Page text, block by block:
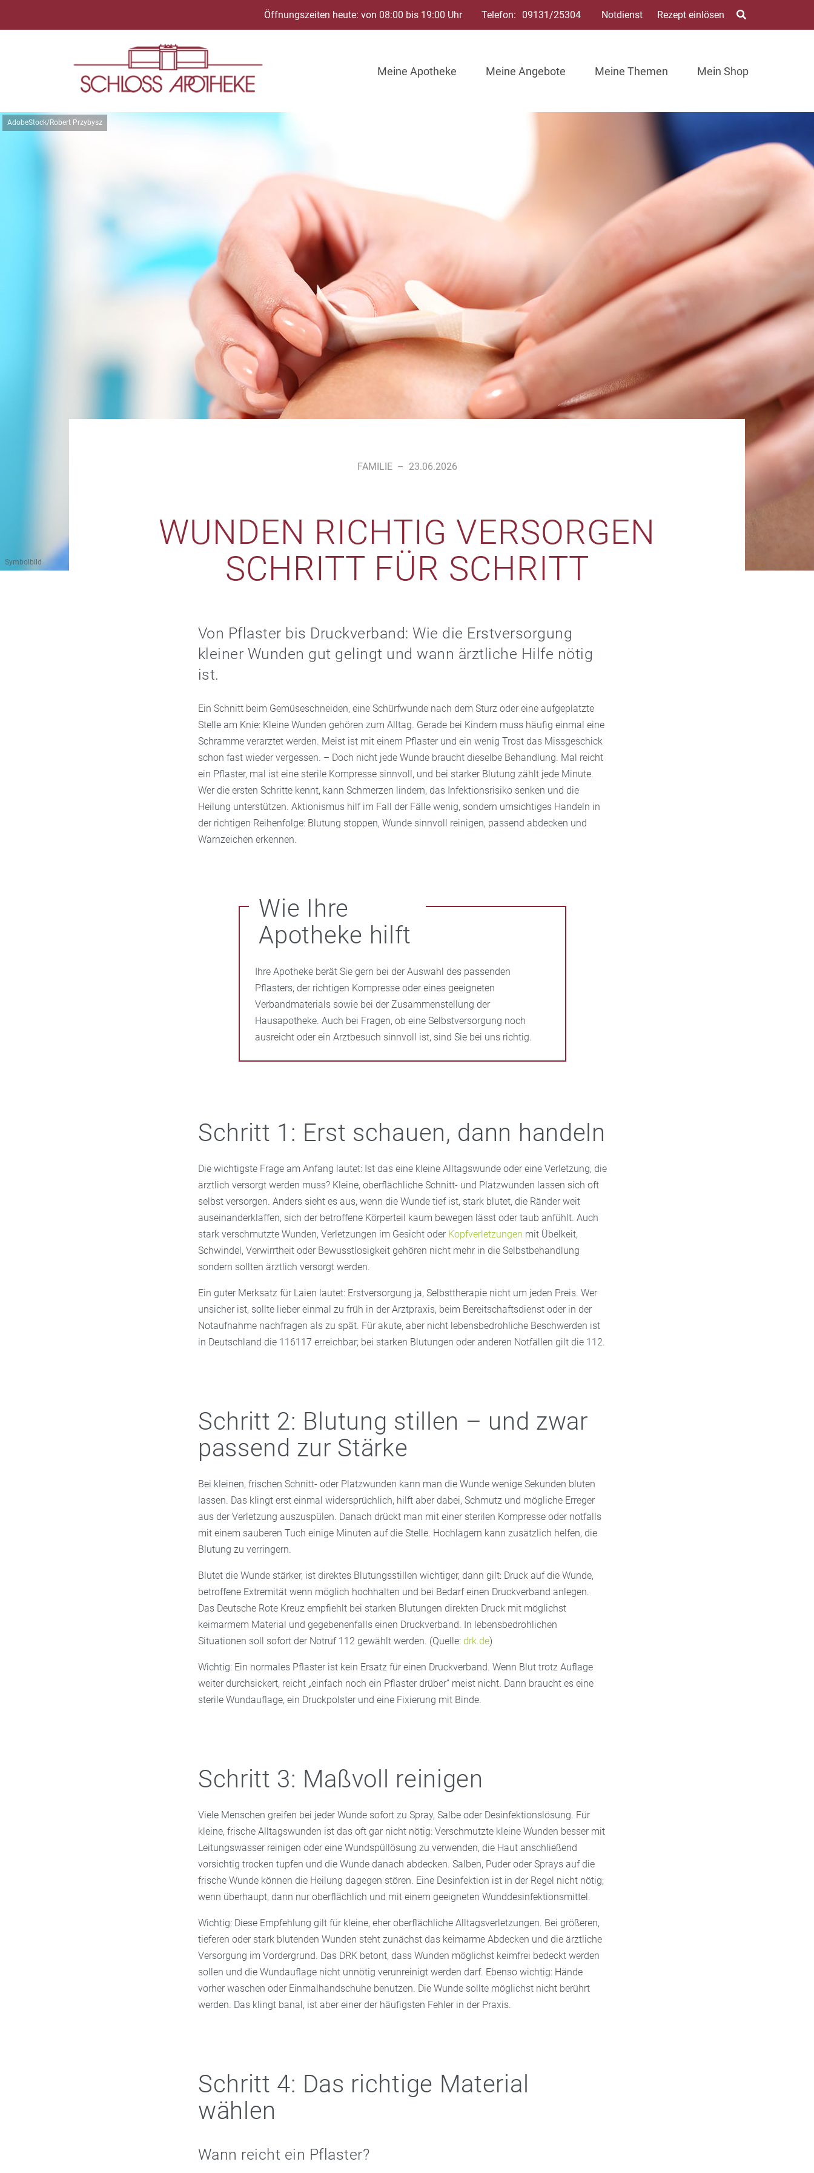
Öffnungszeiten heute: von 08:00 bis 19:00 Uhr Telefon: 09131/25304 Notdienst Rezept einlösen
Meine Apotheke Meine Angebote Meine Themen Mein Shop
AdobeStock/Robert Przybysz
Symbolbild
FAMILIE – 23.06.2026
WUNDEN RICHTIG VERSORGEN
SCHRITT FÜR SCHRITT
Von Pflaster bis Druckverband: Wie die Erstversorgung
kleiner Wunden gut gelingt und wann ärztliche Hilfe nötig
ist.
Ein Schnitt beim Gemüseschneiden, eine Schürfwunde nach dem Sturz oder eine aufgeplatzte
Stelle am Knie: Kleine Wunden gehören zum Alltag. Gerade bei Kindern muss häufig einmal eine
Schramme verarztet werden. Meist ist mit einem Pflaster und ein wenig Trost das Missgeschick
schon fast wieder vergessen. – Doch nicht jede Wunde braucht dieselbe Behandlung. Mal reicht
ein Pflaster, mal ist eine sterile Kompresse sinnvoll, und bei starker Blutung zählt jede Minute.
Wer die ersten Schritte kennt, kann Schmerzen lindern, das Infektionsrisiko senken und die
Heilung unterstützen. Aktionismus hilf im Fall der Fälle wenig, sondern umsichtiges Handeln in
der richtigen Reihenfolge: Blutung stoppen, Wunde sinnvoll reinigen, passend abdecken und
Warnzeichen erkennen.
Wie Ihre
Apotheke hilft
Ihre Apotheke berät Sie gern bei der Auswahl des passenden
Pflasters, der richtigen Kompresse oder eines geeigneten
Verbandmaterials sowie bei der Zusammenstellung der
Hausapotheke. Auch bei Fragen, ob eine Selbstversorgung noch
ausreicht oder ein Arztbesuch sinnvoll ist, sind Sie bei uns richtig.
Schritt 1: Erst schauen, dann handeln
Die wichtigste Frage am Anfang lautet: Ist das eine kleine Alltagswunde oder eine Verletzung, die
ärztlich versorgt werden muss? Kleine, oberflächliche Schnitt- und Platzwunden lassen sich oft
selbst versorgen. Anders sieht es aus, wenn die Wunde tief ist, stark blutet, die Ränder weit
auseinanderklaffen, sich der betroffene Körperteil kaum bewegen lässt oder taub anfühlt. Auch
stark verschmutzte Wunden, Verletzungen im Gesicht oder Kopfverletzungen mit Übelkeit,
Schwindel, Verwirrtheit oder Bewusstlosigkeit gehören nicht mehr in die Selbstbehandlung
sondern sollten ärztlich versorgt werden.
Ein guter Merksatz für Laien lautet: Erstversorgung ja, Selbsttherapie nicht um jeden Preis. Wer
unsicher ist, sollte lieber einmal zu früh in der Arztpraxis, beim Bereitschaftsdienst oder in der
Notaufnahme nachfragen als zu spät. Für akute, aber nicht lebensbedrohliche Beschwerden ist
in Deutschland die 116117 erreichbar; bei starken Blutungen oder anderen Notfällen gilt die 112.
Schritt 2: Blutung stillen – und zwar
passend zur Stärke
Bei kleinen, frischen Schnitt- oder Platzwunden kann man die Wunde wenige Sekunden bluten
lassen. Das klingt erst einmal widersprüchlich, hilft aber dabei, Schmutz und mögliche Erreger
aus der Verletzung auszuspülen. Danach drückt man mit einer sterilen Kompresse oder notfalls
mit einem sauberen Tuch einige Minuten auf die Stelle. Hochlagern kann zusätzlich helfen, die
Blutung zu verringern.
Blutet die Wunde stärker, ist direktes Blutungsstillen wichtiger, dann gilt: Druck auf die Wunde,
betroffene Extremität wenn möglich hochhalten und bei Bedarf einen Druckverband anlegen.
Das Deutsche Rote Kreuz empfiehlt bei starken Blutungen direkten Druck mit möglichst
keimarmem Material und gegebenenfalls einen Druckverband. In lebensbedrohlichen
Situationen soll sofort der Notruf 112 gewählt werden. (Quelle: drk.de)
Wichtig: Ein normales Pflaster ist kein Ersatz für einen Druckverband. Wenn Blut trotz Auflage
weiter durchsickert, reicht „einfach noch ein Pflaster drüber“ meist nicht. Dann braucht es eine
sterile Wundauflage, ein Druckpolster und eine Fixierung mit Binde.
Schritt 3: Maßvoll reinigen
Viele Menschen greifen bei jeder Wunde sofort zu Spray, Salbe oder Desinfektionslösung. Für
kleine, frische Alltagswunden ist das oft gar nicht nötig: Verschmutzte kleine Wunden besser mit
Leitungswasser reinigen oder eine Wundspüllösung zu verwenden, die Haut anschließend
vorsichtig trocken tupfen und die Wunde danach abdecken. Salben, Puder oder Sprays auf die
frische Wunde können die Heilung dagegen stören. Eine Desinfektion ist in der Regel nicht nötig;
wenn überhaupt, dann nur oberflächlich und mit einem geeigneten Wunddesinfektionsmittel.
Wichtig: Diese Empfehlung gilt für kleine, eher oberflächliche Alltagsverletzungen. Bei größeren,
tieferen oder stark blutenden Wunden steht zunächst das keimarme Abdecken und die ärztliche
Versorgung im Vordergrund. Das DRK betont, dass Wunden möglichst keimfrei bedeckt werden
sollen und die Wundauflage nicht unnötig verunreinigt werden darf. Ebenso wichtig: Hände
vorher waschen oder Einmalhandschuhe benutzen. Die Wunde sollte möglichst nicht berührt
werden. Das klingt banal, ist aber einer der häufigsten Fehler in der Praxis.
Schritt 4: Das richtige Material
wählen
Wann reicht ein Pflaster?